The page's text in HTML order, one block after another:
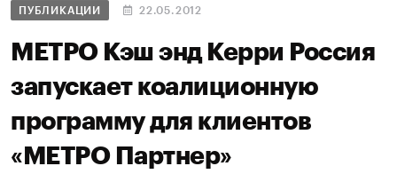
ПУБЛИКАЦИИ 22.05.2012
МЕТРО Кэш энд Керри Россия
запускает коалиционную
программу для клиентов
«МЕТРО Партнер»